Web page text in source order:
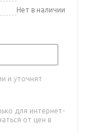
Нет в наличии
и уточнят
для интернет-
от цен в